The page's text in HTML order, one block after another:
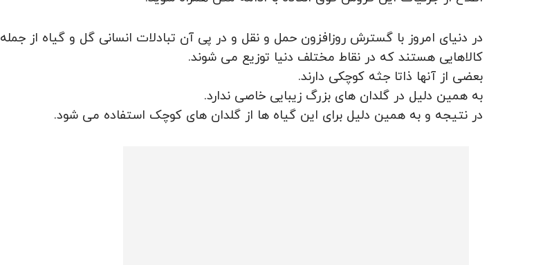
در دنیای امروز با گسترش روزافزون حمل و نقل و در پی آن تبادلات انسانی گل و گیاه از جمله
کالاهایی هستند که در نقاط مختلف دنیا توزیع می شوند.
بعضی از آنها ذاتا جثه کوچکی دارند.
به همین دلیل در گلدان های بزرگ زیبایی خاصی ندارد.
در نتیجه و به همین دلیل برای این گیاه ها از گلدان های کوچک استفاده می شود.